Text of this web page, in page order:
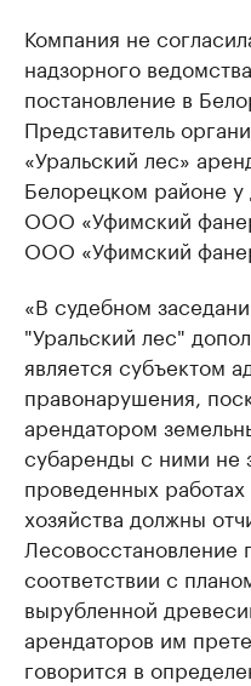
Компания не
надзорного
постановление в
Представитель
«Уральский лес»
Белорецком районе
ООО «Уфимский
ООО «Уфимский
«В судебном
"Уральский лес"
является субъектом
правонарушения,
арендатором
субаренды с ними не
проведенных
хозяйства должны
Лесовосстановление
соответствии с
вырубленной
арендаторов им
говорится в